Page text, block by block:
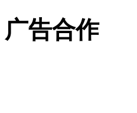
广告合作